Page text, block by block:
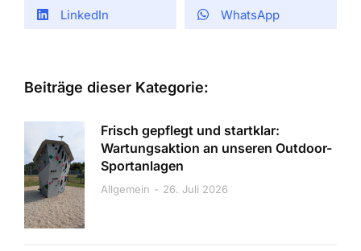
LinkedIn WhatsApp
Beiträge dieser Kategorie:
Frisch gepflegt und startklar:
Wartungsaktion an unseren Outdoor-
Sportanlagen
Allgemein 26. Juli 2026